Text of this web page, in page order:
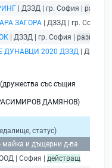
| ДЗЗД | гр. София |
ЗАГОРА | ДЗЗД | гр. София |
| ДЗЗД | гр. София | развиващ
ДУНАВЦИ 2020 ДЗЗД | ДЗЗД |
(дружества със същия
ДАМЯНОВ)
статус)
майка и дъщерни д-ва
| София | действащ